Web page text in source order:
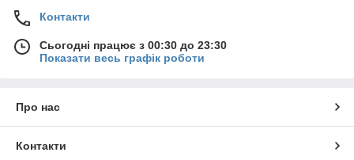
Контакти
Сьогодні працює з 00:30 до 23:30
Показати весь графік роботи
Про нас
Контакти